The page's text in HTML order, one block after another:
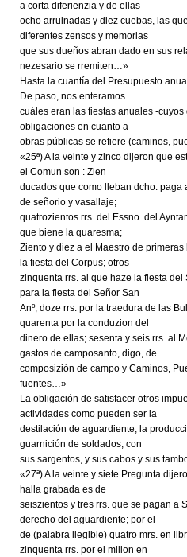
a corta diferienzia y de ellas
ocho arruinadas y diez cuebas, las
diferentes zensos y memorias
que sus dueños abran dado en sus
nezesario se rremiten…»
Hasta la cuantía del Presupuesto
De paso, nos enteramos
cuáles eran las fiestas anuales -
obligaciones en cuanto a
obras públicas se refiere (caminos,
«25ª) A la veinte y zinco dijeron que
el Comun son : Zien
ducados que como lleban dcho. paga
de señorio y vasallaje;
quatrozientos rrs. del Essno. del
que biene la quaresma;
Ziento y diez a el Maestro de
la fiesta del Corpus; otros
zinquenta rrs. al que haze la fiesta
para la fiesta del Señor San
Anº; doze rrs. por la traedura de las
quarenta por la conduzion del
dinero de ellas; sesenta y seis rrs. al
gastos de camposanto, digo, de
composizión de campo y Caminos,
fuentes…»
La obligación de satisfacer otros
actividades como pueden ser la
destilación de aguardiente, la
guarnición de soldados, con
sus sargentos, y sus cabos y sus
«27ª) A la veinte y siete Pregunta
halla grabada es de
seiszientos y tres rrs. que se pagan a
derecho del aguardiente; por el
de (palabra ilegible) quatro mrs. en
zinquenta rrs. por el millon en